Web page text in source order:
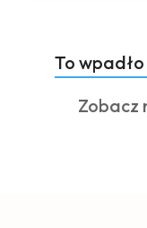
PomińProdukty
o
statusie:
To
Zobacz